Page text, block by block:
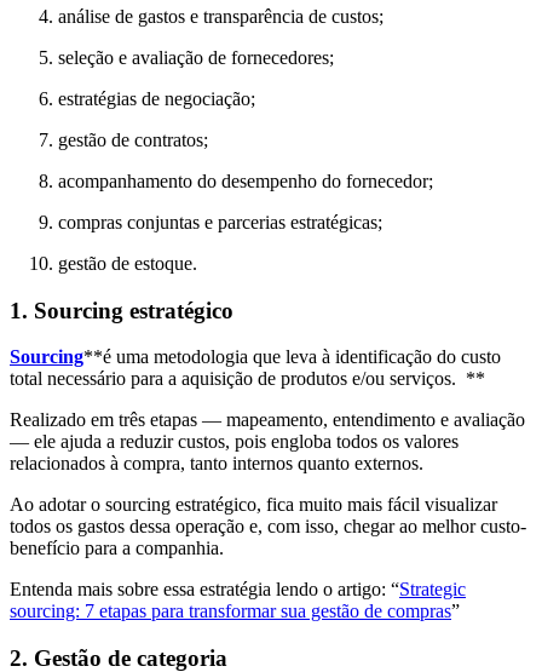
análise de gastos e transparência de custos;
seleção e avaliação de fornecedores;
estratégias de negociação;
gestão de contratos;
acompanhamento do desempenho do fornecedor;
compras conjuntas e parcerias estratégicas;
gestão de estoque.
1. Sourcing estratégico
Sourcing**é uma metodologia que leva à identificação do custo
total necessário para a aquisição de produtos e/ou serviços. **
Realizado em três etapas — mapeamento, entendimento e avaliação
— ele ajuda a reduzir custos, pois engloba todos os valores
relacionados à compra, tanto internos quanto externos.
Ao adotar o sourcing estratégico, fica muito mais fácil visualizar
todos os gastos dessa operação e, com isso, chegar ao melhor custo-
benefício para a companhia.
Entenda mais sobre essa estratégia lendo o artigo: “Strategic
sourcing: 7 etapas para transformar sua gestão de compras”
2. Gestão de categoria